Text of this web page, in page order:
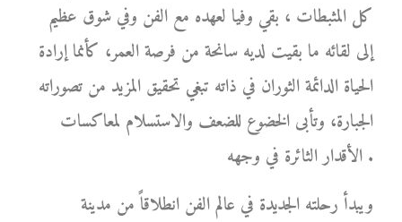
كل المثبطات ، بقي وفيا لعهده مع الفن وفي شوق عظيم
إلى لقائه ما بقيت لديه سانحة من فرصة العمر، كأنما إرادة
الحياة الدائمة الثوران في ذاته تبغي تحقيق المزيد من تصوراته
الجبارة، وتأبى الخضوع للضعف والاستسلام لمعاكسات
الأقدار الثائرة في وجهه .
ويبدأ رحلته الجديدة في عالم الفن انطلاقاً من مدينة